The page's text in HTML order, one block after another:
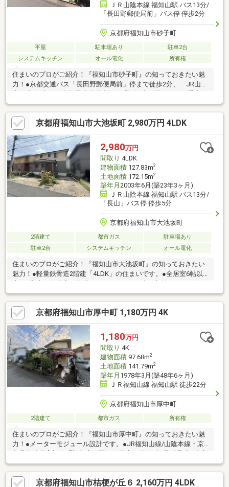
ＪＲ山陰本線 福知山駅 バス13分/
「長田野郵便局前」バス停 停歩2分
京都府福知山市砂子町
平屋 駐車場あり
駐車2台
システムキッチン
オール電化 所有権
住まいのプロがご紹介！『福知山市砂子町』の知っておきたい魅
力！●京都交通バス「長田野郵便局前」停まで徒歩2分、 JR山陰
本線/福知山線・京都丹後鉄道宮福線「福知山」駅までバス乗車13
分の立地です。●敷地面積約105.07坪！●全居室7帖以上＋収納ス
ペース付きの「3LDK」です。●LDKは3面採光。隣接する和室と一
体利用が可能です。●キッチンは、カウンター収納付きの対面
式。●洗面所と和室は2方向より出入り可能、回遊性のある設計で
す。●カーポートが2台分設けられています。●周辺環境・福知山
市立六人部小学校：徒歩2分(約150m)・長田郵便局：徒歩6分(約
460m)
京都府福知山市大池坂町 2,980万円 4LDK
2,980万円
間取り 4LDK
建物面積127.83m2
土地面積172.15m2
築年月 2003年6月(築23年3ヶ月)
ＪＲ山陰本線 福知山駅 バス13分/
「長山」バス停 停歩5分
京都府福知山市大池坂町
2階建て 都市ガス
駐車場あり
駐車2台
システムキッチン オール電化
住まいのプロがご紹介！『福知山市大池坂町』の知っておきたい
魅力！●軽量鉄骨造2階建「4LDK」の住まいです。●全居室6帖以
●南向きバルコニー＋南庭付きです。●2025年8月リフォーム内
容 張替：フローリング(LDK・1階ホール)、CF(洗面室・1階2階
トイレ)、襖 重ね張り：フローリング(階段) 新調：システムキ
ッチン、洗面化粧台、ユニットバス、1階2階トイレ、畳 TVモニ
タ付きインターホン設置、ハウスクリーニング、他
京都府福知山市厚中町 1,180万円 4K
1,180万円
間取り 4K
建物面積97.68m2
土地面積141.79m2
築年月 1978年3月(築48年6ヶ月)
ＪＲ福知山線 福知山駅 徒歩22分
京都府福知山市厚中町
2階建て 都市ガス 所有権
住まいのプロがご紹介！『福知山市厚中町』の知っておきたい魅
力！●メーターモジュール設計です。●JR福知山線/山陰本線・京
都丹後鉄道宮福線「福知山」駅まで徒歩22分。●軽量鉄骨造2階建
の住まいです。●和室と洋室が2部屋ずつ配置されています。●キ
ッチンと洗面所は隣接、家事効率が考慮されています。●収納付
きの物干しスペース有。●カーポートは1台分。●前面道路は、幅
京都府福知山市桔梗が丘６ 2,160万円 4LDK